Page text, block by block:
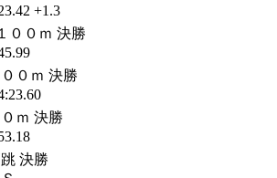
+1.3
００ｍ 決勝
００ｍ 決勝
ｍ 決勝
決勝